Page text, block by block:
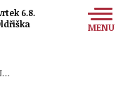
6.8.
MENU